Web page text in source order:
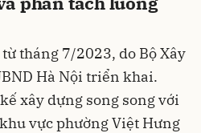
tháng 7/2023, do Bộ Xây
Hà Nội triển khai.
xây dựng song song với
vực phường Việt Hưng